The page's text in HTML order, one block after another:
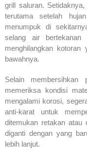
grill saluran.
terutama setelah
menumpuk di
selang air
menghilangkan
bawahnya.
Selain membersihkan
memeriksa kondisi
mengalami korosi,
anti-karat untuk
ditemukan retakan atau
diganti dengan yang
lebih lanjut.